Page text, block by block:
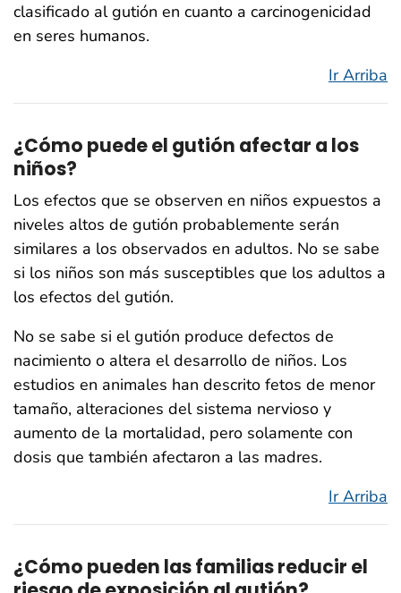
clasificado al gutión en cuanto a carcinogenicidad
en seres humanos.
Ir Arriba
¿Cómo puede el gutión afectar a los
niños?
Los efectos que se observen en niños expuestos a
niveles altos de gutión probablemente serán
similares a los observados en adultos. No se sabe
si los niños son más susceptibles que los adultos a
los efectos del gutión.
No se sabe si el gutión produce defectos de
nacimiento o altera el desarrollo de niños. Los
estudios en animales han descrito fetos de menor
tamaño, alteraciones del sistema nervioso y
aumento de la mortalidad, pero solamente con
dosis que también afectaron a las madres.
Ir Arriba
¿Cómo pueden las familias reducir el